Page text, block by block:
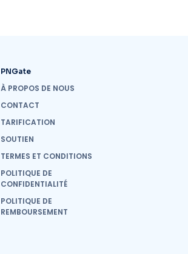
PNGate
À PROPOS DE NOUS
CONTACT
TARIFICATION
SOUTIEN
TERMES ET CONDITIONS
POLITIQUE DE
CONFIDENTIALITÉ
POLITIQUE DE
REMBOURSEMENT